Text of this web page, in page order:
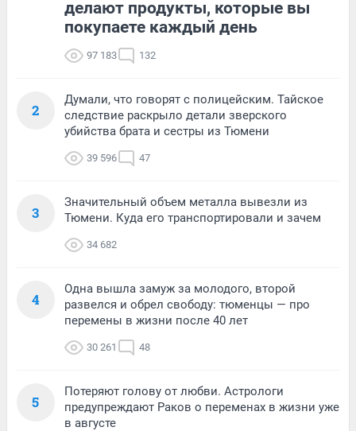
делают продукты, которые вы
покупаете каждый день
97 183 132
2
Думали, что говорят с полицейским. Тайское
следствие раскрыло детали зверского
убийства брата и сестры из Тюмени
39 596 47
3
Значительный объем металла вывезли из
Тюмени. Куда его транспортировали и зачем
34 682
4
Одна вышла замуж за молодого, второй
развелся и обрел свободу: тюменцы — про
перемены в жизни после 40 лет
30 261 48
5
Потеряют голову от любви. Астрологи
предупреждают Раков о переменах в жизни уже
в августе